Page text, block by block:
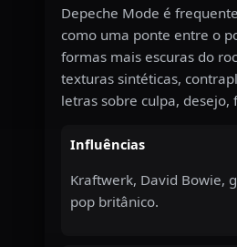
Depeche Mode é
como uma ponte entre o
formas mais escuras do
texturas sintéticas,
letras sobre culpa, desejo,
Influências
Kraftwerk, David Bowie,
pop britânico.